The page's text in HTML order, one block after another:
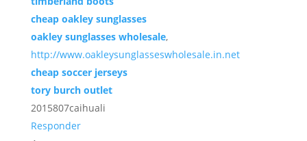
cheap oakley sunglasses
oakley sunglasses wholesale,
http://www.oakleysunglasseswholesale.in.net
cheap soccer jerseys
tory burch outlet
2015807caihuali
Responder